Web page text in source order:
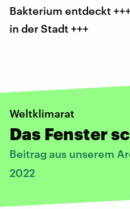
Bakterium entdeckt
in der Stadt +++
Weltklimarat
Das Fenster
Beitrag aus unserem
2022